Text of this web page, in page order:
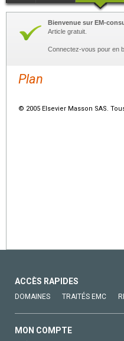
Bienvenue sur EM-
Article gratuit.
Connectez-vous pour en
Plan
© 2005 Elsevier Masson SAS.
ACCÈS RAPIDES
DOMAINES TRAITÉS EMC
MON COMPTE